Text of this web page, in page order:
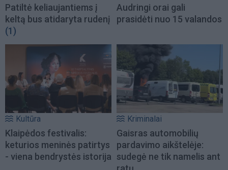
Patiltė keliaujantiems į
keltą bus atidaryta rudenį
(1)
Audringi orai gali
prasidėti nuo 15 valandos
Kultūra
Klaipėdos festivalis:
keturios meninės patirtys
- viena bendrystės istorija
Kriminalai
Gaisras automobilių
pardavimo aikštelėje:
sudegė ne tik namelis ant